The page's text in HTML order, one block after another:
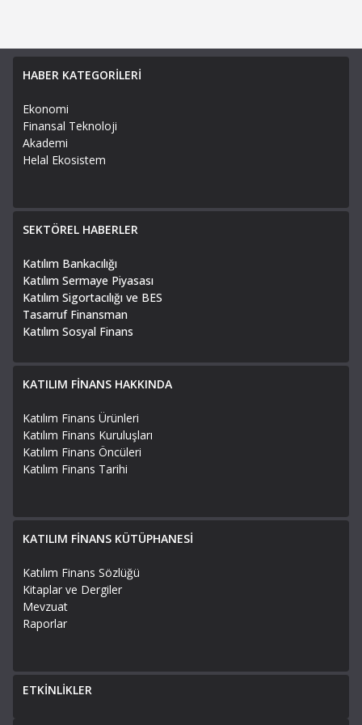
HABER KATEGORİLERİ
Ekonomi
Finansal Teknoloji
Akademi
Helal Ekosistem
SEKTÖREL HABERLER
Katılım Bankacılığı
Katılım Sermaye Piyasası
Katılım Sigortacılığı ve BES
Tasarruf Finansman
Katılım Sosyal Finans
KATILIM FİNANS HAKKINDA
Katılım Finans Ürünleri
Katılım Finans Kuruluşları
Katılım Finans Öncüleri
Katılım Finans Tarihi
KATILIM FİNANS KÜTÜPHANESİ
Katılım Finans Sözlüğü
Kitaplar ve Dergiler
Mevzuat
Raporlar
ETKİNLİKLER